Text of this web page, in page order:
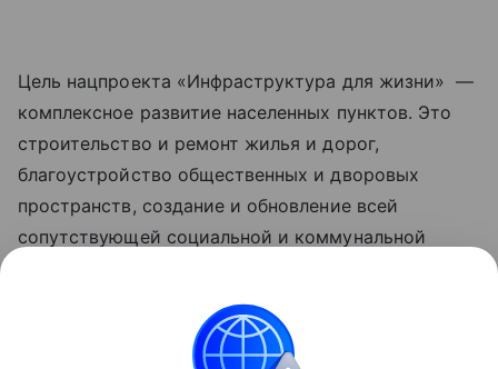
Цель нацпроекта «Инфраструктура для жизни» —
комплексное развитие населенных пунктов. Это
строительство и ремонт жилья и дорог,
благоустройство общественных и дворовых
пространств, создание и обновление всей
сопутствующей социальной и коммунальной
маршрутов общественного транспорта за счет
обновления его подвижного состава. Обновленные
нацпроекты реализуются по решению